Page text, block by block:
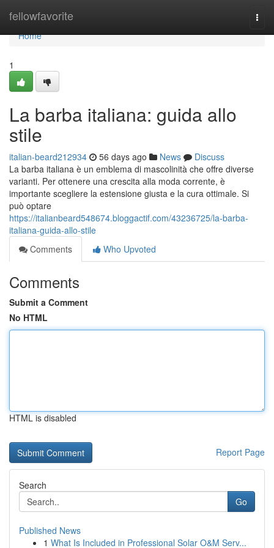
fellowfavorite
Home
Home
1
La barba italiana: guida allo
stile
italian-beard212934 56 days ago News
Discuss
La barba italiana è un emblema di mascolinità che offre diverse
varianti. Per ottenere una crescita alla moda corrente, è
importante scegliere la estensione giusta e la cura ottimale. Si
può optare
https://italianbeard548674.bloggactif.com/43236725/la-barba-
italiana-guida-allo-stile
Comments
Who Upvoted
Comments
Submit a Comment
No HTML
HTML is disabled
Report Page
Search
Go
Published News
1 What Is Included in Professional Solar O&M Serv...